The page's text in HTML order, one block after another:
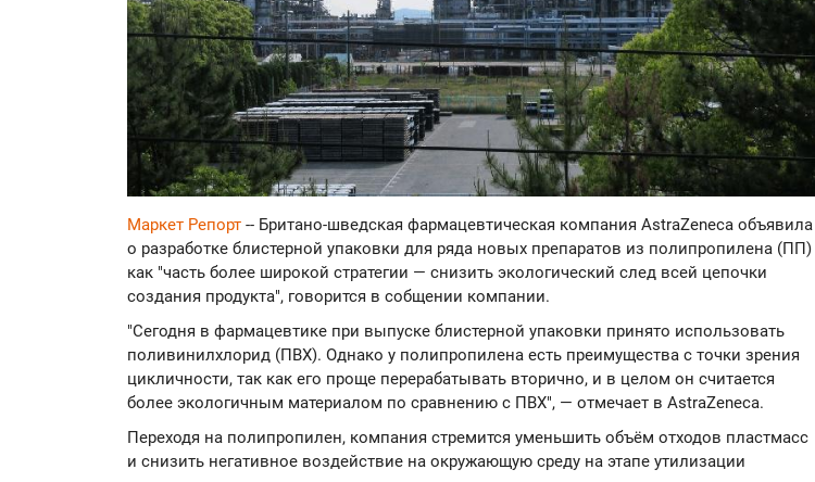
Маркет Репорт -- Британо-шведская фармацевтическая компания AstraZeneca объявила
о разработке блистерной упаковки для ряда новых препаратов из полипропилена (ПП)
как "часть более широкой стратегии — снизить экологический след всей цепочки
создания продукта", говорится в собщении компании.
"Сегодня в фармацевтике при выпуске блистерной упаковки принято использовать
поливинилхлорид (ПВХ). Однако у полипропилена есть преимущества с точки зрения
цикличности, так как его проще перерабатывать вторично, и в целом он считается
более экологичным материалом по сравнению с ПВХ", — отмечает в AstraZeneca.
Переходя на полипропилен, компания стремится уменьшить объём отходов пластмасс
и снизить негативное воздействие на окружающую среду на этапе утилизации